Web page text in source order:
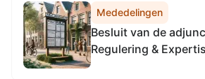
Mededelingen
Besluit van de
Regulering &